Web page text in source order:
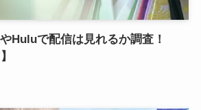
Huluで配信は見れるか調査！